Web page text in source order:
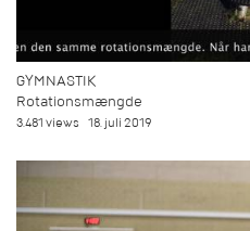
GYMNASTIK
Rotationsmængde
3.481 views 18. juli 2019